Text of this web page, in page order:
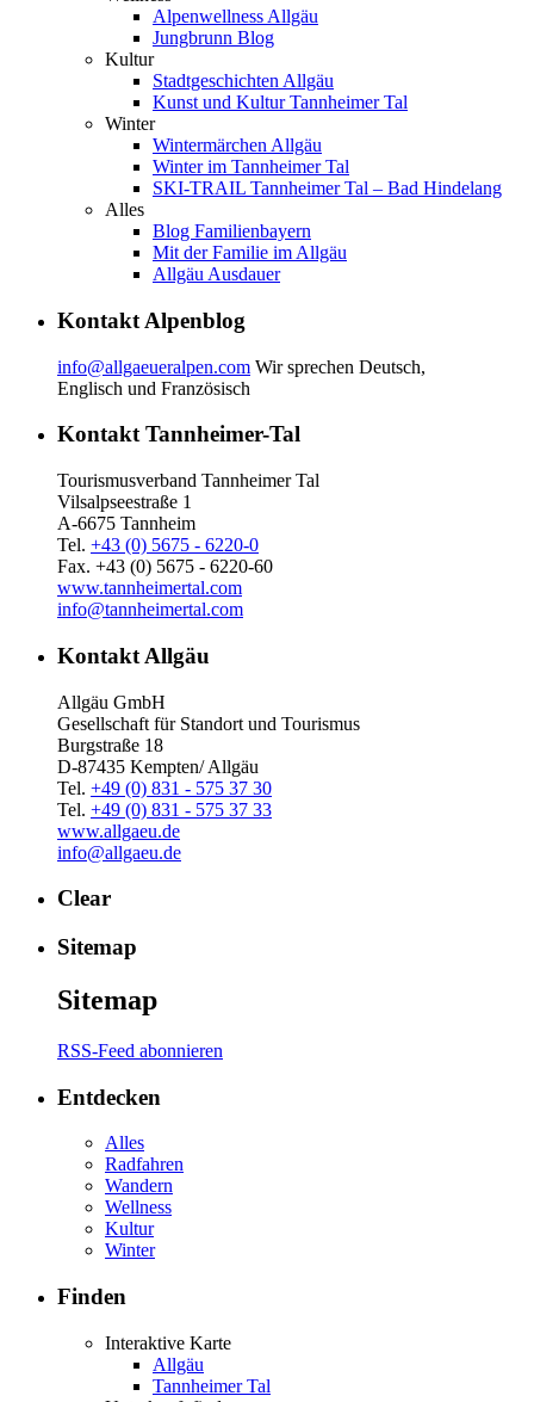
Alpenwellness Allgäu
Jungbrunn Blog
Kultur
Stadtgeschichten Allgäu
Kunst und Kultur Tannheimer Tal
Winter
Wintermärchen Allgäu
Winter im Tannheimer Tal
SKI-TRAIL Tannheimer Tal – Bad Hindelang
Alles
Blog Familienbayern
Mit der Familie im Allgäu
Allgäu Ausdauer
Kontakt Alpenblog
info@allgaeueralpen.com Wir sprechen Deutsch,
Englisch und Französisch
Kontakt Tannheimer-Tal
Tourismusverband Tannheimer Tal
Vilsalpseestraße 1
A-6675 Tannheim
Tel. +43 (0) 5675 - 6220-0
Fax. +43 (0) 5675 - 6220-60
www.tannheimertal.com
info@tannheimertal.com
Kontakt Allgäu
Allgäu GmbH
Gesellschaft für Standort und Tourismus
Burgstraße 18
D-87435 Kempten/ Allgäu
Tel. +49 (0) 831 - 575 37 30
Tel. +49 (0) 831 - 575 37 33
www.allgaeu.de
info@allgaeu.de
Clear
Sitemap
Sitemap
RSS-Feed abonnieren
Entdecken
Alles
Radfahren
Wandern
Wellness
Kultur
Winter
Finden
Interaktive Karte
Allgäu
Tannheimer Tal